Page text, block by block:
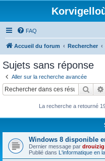
FAQ
Accueil du forum Rechercher
Sujets sans réponse
Aller sur la recherche avancée
La recherche a retourné
Windows 8 disponible
Dernier message par drouizig
Publié dans L'informatique en